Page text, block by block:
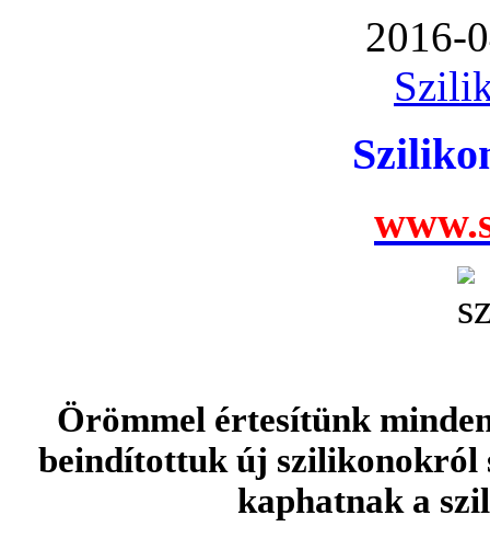
2016-
Örömmel értesítünk
beindítottuk új szilikonokról
kaphatnak a